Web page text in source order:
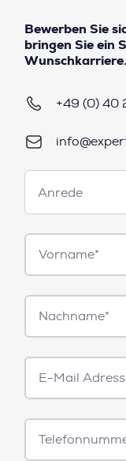
Bewerben Sie
bringen Sie ein
Wunschkarriere.
+49 (0) 40
Anrede
Anrede
Vorname*
Nachname*
E-
Mail*
Telefonnummer